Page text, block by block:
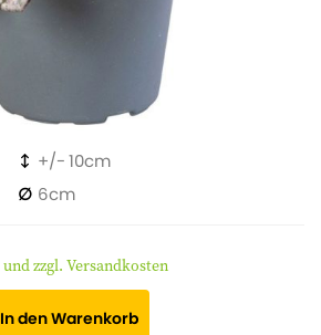
10
6
und zzgl. Versandkosten
In den Warenkorb